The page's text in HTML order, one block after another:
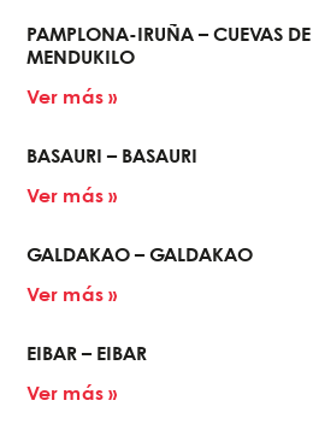
PAMPLONA-IRUÑA – CUEVAS DE
MENDUKILO
Ver más »
BASAURI – BASAURI
Ver más »
GALDAKAO – GALDAKAO
Ver más »
EIBAR – EIBAR
Ver más »